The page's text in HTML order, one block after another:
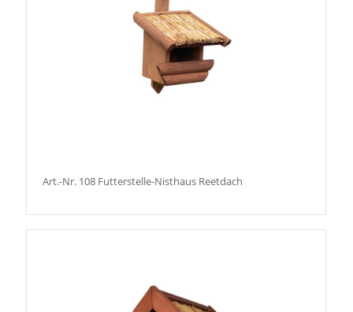
Art.-Nr. 108 Futterstelle-Nisthaus Reetdach